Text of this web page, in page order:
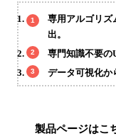
専用アルゴリズ
出。
専門知識不要の
データ可視化か
製品ページはこ